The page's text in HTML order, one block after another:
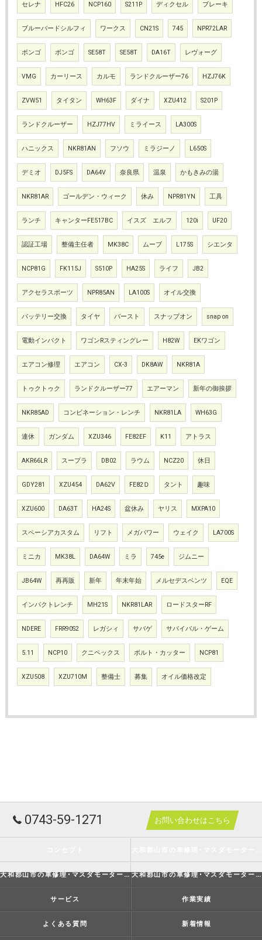
セレナ HFC26 NCP160 S211P ディクセル ブレーキ
ブルーバードシルフィ ワークス CN21S 745 NPR72LAR
ボンゴ ボンゴ SE58T SE58T DA16T レヴォーグ
VMG カーリース カルモ ランドクルーザー76 HZJ76K
ZVW51 タイタン WH63F ダイナ XZU412 S201P
ランドクルーザー HZJ77HV ミライース LA300S
ハニックス NKR81AN フソウ ミラジーノ L650S
デミオ DJ5FS DA64V 奈良県 温泉 かもきみの湯
NKR81AR ゴールデン・ウィーク 休み NPR81YN 工具
ランチ キャンターFE517BC イスズ エルフ 120i UF20
認証工場 整備主任者 MK38C ムーブ L175S シエンタ
NCP81G FK115J S510P HA25S ライフ JB2
アクセラスポーツ NPR85AN LA100S オイル交換
バッテリー交換 タイヤ バースト スナップオン snap on
電動インパクト ワゴンRスティングレー H82W EKワゴン
エアコン修理 エアコン CX-3 DK8AW NKR81A
トゥクトゥク ランドクルーザー77 エアーマン 新年の御挨拶
NKR85AD コンビネーション・レンチ NKR81LA WH63G
連休 ガンダム XZU346 FE82EF K11 アトラス
AKR66LR スープラ DB02 ラウム NCZ20 休日
GDY281 XZU454 DA62V FE82Ｄ タント 趣味
XZU600 DA63T HA24S 盆休み ヤリス MXPA10
スペーシアカスタム リフト メガパワー ウェイク LA700S
ミニカ MK38L DA64W ミラ 745e ジムニー
JB64W 再再販 新年 年末年始 メルセデスベンツ EQE
インパクトレンチ MH21S NKR81LAR ロードスターRF
NDERE FRR90S2 レガシィ サバゲ サバイバル・ゲーム
5.11 NCP10 クニペックス ボルト・カッター NCP81
XZU508 XZU710M 整備士 募集 オイル価格改定
0743-59-1271 お問い合わせはこちら
大和郡山市の車修理･マスダモータースの評判 大和郡山市の車修理･マスダモータースのお客様の声
サービス 作業実績
よくある質問 新着情報